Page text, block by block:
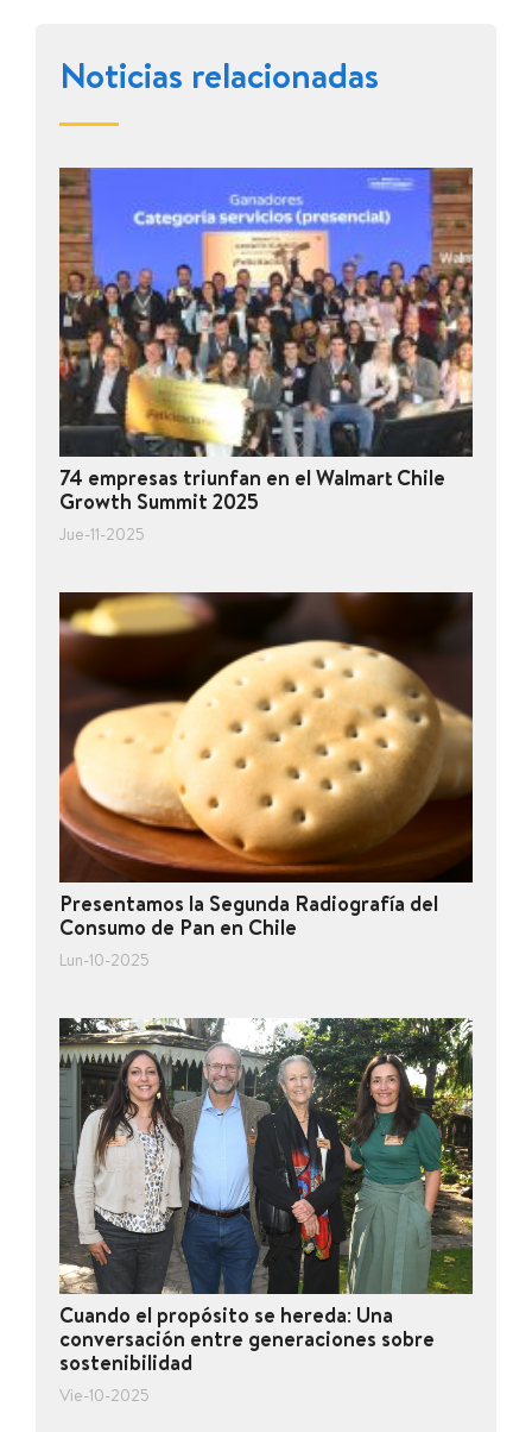
Noticias relacionadas
74 empresas triunfan en el Walmart Chile
Growth Summit 2025
Jue-11-2025
Presentamos la Segunda Radiografía del
Consumo de Pan en Chile
Lun-10-2025
Cuando el propósito se hereda: Una
conversación entre generaciones sobre
sostenibilidad
Vie-10-2025